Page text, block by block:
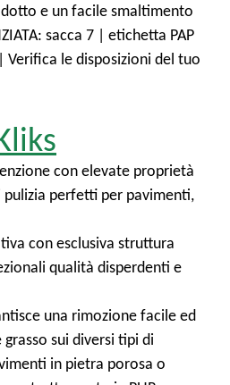
e un facile smaltimento
sacca 7 | etichetta PAP
Verifica le disposizioni del tuo
con elevate proprietà
perfetti per pavimenti,
con esclusiva struttura
qualità disperdenti e
una rimozione facile ed
sui diversi tipi di
in pietra porosa o